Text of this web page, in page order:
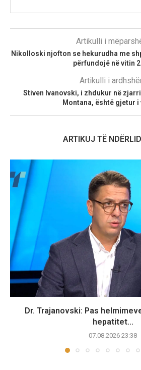
Artikulli i
Nikolloski njofton se hekurudha me
përfundojë në vitin
Artikulli i
Stiven Ivanovski, i zhdukur në
Montana, është gjetur i
ARTIKUJ TË
Dr. Trajanovski: Pas
hepatitet...
07.08.2026 23:38